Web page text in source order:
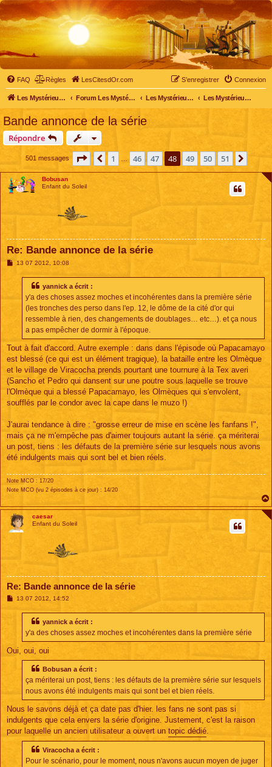
FAQ Règles LesCitesdOr.com Connexion
S’enregistrer
Les Mystérieuses Cités d'Or - LesCitesdOr.com Forum Les Mystérieuses Cités d'Or Les Mystérieuses Cités d'Or Les Mystérieuses Cités d'Or : saison 2 (2013)
Bande annonce de la série
Répondre
501 messages Page 48 sur 51
Précédente
1 46 47 48 49 50 51
Bobusan
Enfant du Soleil
Re: Bande annonce de la série
M13 07 2012, 10:08
yannick a écrit :
y'a des choses assez moches et incohérentes dans la première série
(les tronches des perso dans l'ep. 12, le dôme de la cité d'or qui
ressemble à rien, des changements de doublages… etc…). et ça nous
a pas empêcher de dormir à l'époque.
Tout à fait d'accord. Autre exemple : dans dans l'épisode où Papacamayo
est blessé (ce qui est un élément tragique), la bataille entre les Olmèque
et le village de Viracocha prends pourtant une tournure à la Tex averi
(Sancho et Pedro qui dansent sur une poutre sous laquelle se trouve
l'Olmèque qui a blessé Papacamayo, les Olmèques qui s'envolent,
soufflés par le condor avec la cape dans le muzo !)
J'aurai tendance à dire : "grosse erreur de mise en scène les fanfans !",
mais ça ne m'empêche pas d'aimer toujours autant la série. ça mériterai
un post, tiens : les défauts de la première série sur lesquels nous avons
été indulgents mais qui sont bel et bien réels.
Note MCO : 17/20
Note MCO (vu 2 épisodes à ce jour) : 14/20
caesar
Enfant du Soleil
Re: Bande annonce de la série
M13 07 2012, 14:52
yannick a écrit :
y'a des choses assez moches et incohérentes dans la première série
Oui, oui, oui
Bobusan a écrit :
ça mériterai un post, tiens : les défauts de la première série sur lesquels
nous avons été indulgents mais qui sont bel et bien réels.
Nous le savons déjà et ça date pas d'hier. les fans ne sont pas si
indulgents que cela envers la série d'origine. Justement, c'est la raison
pour laquelle un ancien utilisateur a ouvert un topic dédié.
Viracocha a écrit :
Pour le scénario, pour le moment, nous n'avons aucun moyen de juger